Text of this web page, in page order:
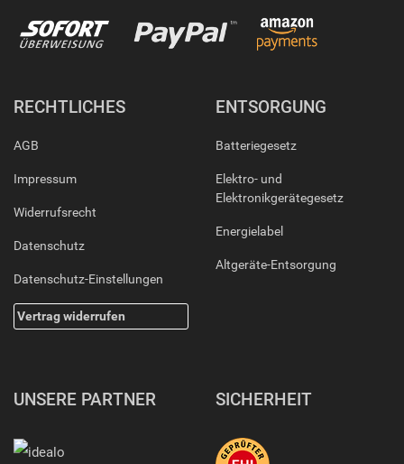
RECHTLICHES
AGB
Impressum
Widerrufsrecht
Datenschutz
Datenschutz-Einstellungen
Vertrag widerrufen
ENTSORGUNG
Batteriegesetz
Elektro- und
Elektronikgerätegesetz
Energielabel
Altgeräte-Entsorgung
UNSERE PARTNER SICHERHEIT